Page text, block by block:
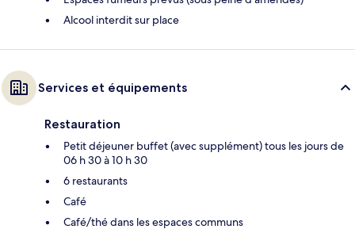
Alcool interdit sur place
Services et équipements
Restauration
Petit déjeuner buffet (avec supplément) tous les jours de
06 h 30 à 10 h 30
6 restaurants
Café
Café/thé dans les espaces communs